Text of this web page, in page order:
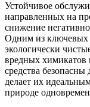
Устойчивое
направленных на
снижение
Одним из ключевых
экологически
вредных химикатов
средства
делает их
природе